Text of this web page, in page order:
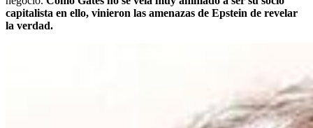
capitalista en ello, vinieron las amenazas de Epstein de revelar
la verdad.